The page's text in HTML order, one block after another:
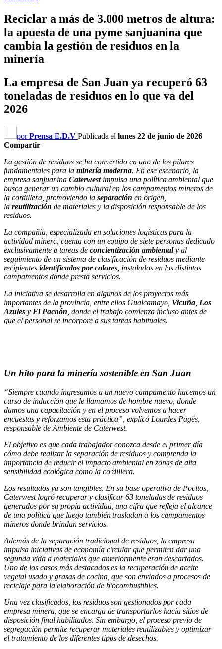
Reciclar a más de 3.000 metros de altura:
la apuesta de una pyme sanjuanina que
cambia la gestión de residuos en la
minería
La empresa de San Juan ya recuperó 63
toneladas de residuos en lo que va del
2026
porPrensa E.D.V Publicada el lunes 22 de junio de 2026
Compartir
La gestión de residuos se ha convertido en uno de los pilares
fundamentales para la minería moderna. En ese escenario, la
empresa sanjuanina Caterwestimpulsa una política ambiental que
busca generar un cambio cultural en los campamentos mineros de
la cordillera, promoviendo la separación en origen,
la reutilización de materiales y la disposición responsable de los
residuos.
La compañía, especializada en soluciones logísticas para la
actividad minera, cuenta con un equipo de siete personas dedicado
exclusivamente a tareas de concientización ambientaly al
seguimiento de un sistema de clasificación de residuos mediante
recipientes identificados por colores , instalados en los distintos
campamentos donde presta servicios.
La iniciativa se desarrolla en algunos de los proyectos más
importantes de la provincia, entre ellos Gualcamayo, Vicuña Los
Azules y El Pachón , donde el trabajo comienza incluso antes de
que el personal se incorpore a sus tareas habituales.
Un hito para la minería sostenible en San Juan
“Siempre cuando ingresamos a un nuevo campamento hacemos un
curso de inducción que le llamamos de hombre nuevo, donde
damos una capacitación y en el proceso volvemos a hacer
encuestas y reforzamos esta práctica”, explicó Lourdes Pagés,
responsable de Ambiente de Caterwest.
El objetivo es que cada trabajador conozca desde el primer día
cómo debe realizar la separación de residuos y comprenda la
importancia de reducir el impacto ambiental en zonas de alta
sensibilidad ecológica como la cordillera.
Los resultados ya son tangibles. En su base operativa de Pocitos,
Caterwest logró recuperar y clasificar 63 toneladas de residuos
generados por su propia actividad, una cifra que refleja el alcance
de una política que luego también trasladan a los campamentos
mineros donde brindan servicios.
Además de la separación tradicional de residuos, la empresa
impulsa iniciativas de economía circular que permiten dar una
segunda vida a materiales que anteriormente eran descartados.
Uno de los casos más destacados es la recuperación de aceite
vegetal usado y grasas de cocina, que son enviados a procesos de
reciclaje para la elaboración de biocombustibles.
Una vez clasificados, los residuos son gestionados por cada
empresa minera, que se encarga de transportarlos hacia sitios de
disposición final habilitados. Sin embargo, el proceso previo de
segregación permite recuperar materiales reutilizables y optimizar
el tratamiento de los diferentes tipos de desechos.